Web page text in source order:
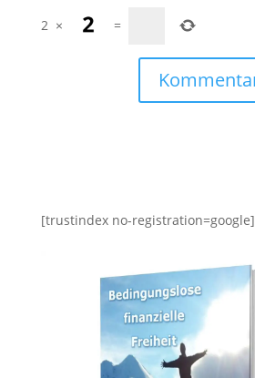
2 × =
[trustindex no-registration=google]